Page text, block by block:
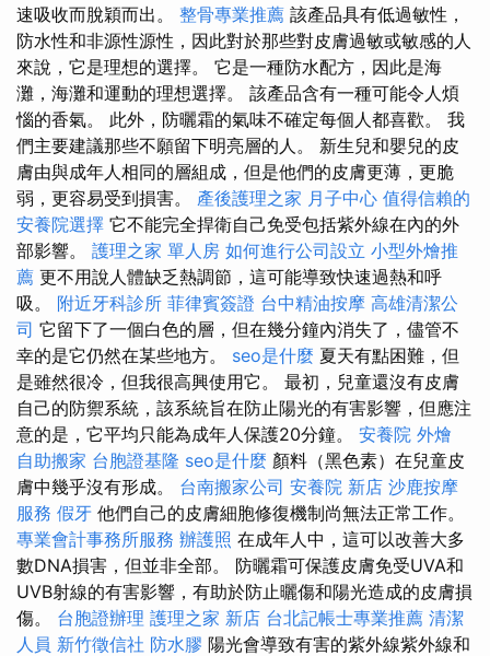
速吸收而脫穎而出。 整骨專業推薦 該產品具有低過敏性，
防水性和非源性源性，因此對於那些對皮膚過敏或敏感的人
來說，它是理想的選擇。 它是一種防水配方，因此是海
灘，海灘和運動的理想選擇。 該產品含有一種可能令人煩
惱的香氣。 此外，防曬霜的氣味不確定每個人都喜歡。 我
們主要建議那些不願留下明亮層的人。 新生兒和嬰兒的皮
膚由與成年人相同的層組成，但是他們的皮膚更薄，更脆
弱，更容易受到損害。 產後護理之家 月子中心 值得信賴的
安養院選擇 它不能完全捍衛自己免受包括紫外線在內的外
部影響。 護理之家 單人房 如何進行公司設立 小型外燴推
薦 更不用說人體缺乏熱調節，這可能導致快速過熱和呼
吸。 附近牙科診所 菲律賓簽證 台中精油按摩 高雄清潔公
司 它留下了一個白色的層，但在幾分鐘內消失了，儘管不
幸的是它仍然在某些地方。 seo是什麼 夏天有點困難，但
是雖然很冷，但我很高興使用它。 最初，兒童還沒有皮膚
自己的防禦系統，該系統旨在防止陽光的有害影響，但應注
意的是，它平均只能為成年人保護20分鐘。 安養院 外燴
自助搬家 台胞證基隆 seo是什麼 顏料（黑色素）在兒童皮
膚中幾乎沒有形成。 台南搬家公司 安養院 新店 沙鹿按摩
服務 假牙 他們自己的皮膚細胞修復機制尚無法正常工作。
專業會計事務所服務 辦護照 在成年人中，這可以改善大多
數DNA損害，但並非全部。 防曬霜可保護皮膚免受UVA和
UVB射線的有害影響，有助於防止曬傷和陽光造成的皮膚損
傷。 台胞證辦理 護理之家 新店 台北記帳士專業推薦 清潔
人員 新竹徵信社 防水膠 陽光會導致有害的紫外線紫外線和